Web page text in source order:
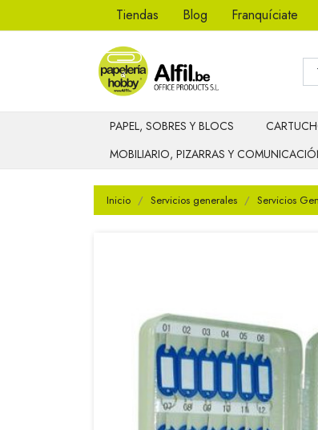
Tiendas Blog Franquíciate
PAPEL, SOBRES Y BLOCS
MOBILIARIO, PIZARRAS Y
Inicio Servicios generales Servicios